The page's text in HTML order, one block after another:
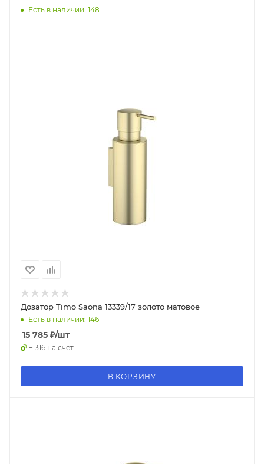
Есть в наличии: 148
Дозатор Timo Saona 13339/17 золото матовое
Есть в наличии: 146
15 785 ₽/шт
+ 316 на счет
В КОРЗИНУ